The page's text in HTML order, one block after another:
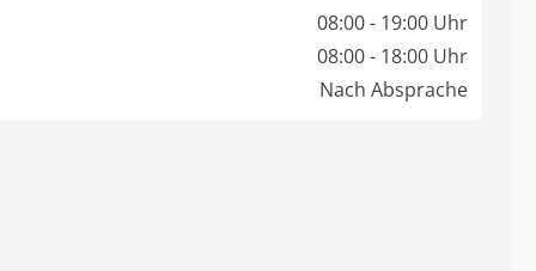
08:00 - 19:00 Uhr
08:00 - 18:00 Uhr
Nach Absprache